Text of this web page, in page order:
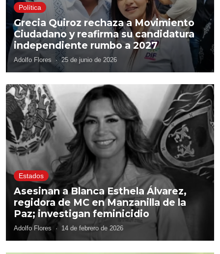
Política
Grecia Quiroz rechaza a Movimiento
Ciudadano y reafirma su candidatura
independiente rumbo a 2027
Adolfo Flores · 25 de junio de 2026
Estados
Asesinan a Blanca Esthela Álvarez,
regidora de MC en Manzanilla de la
Paz; investigan feminicidio
Adolfo Flores · 14 de febrero de 2026